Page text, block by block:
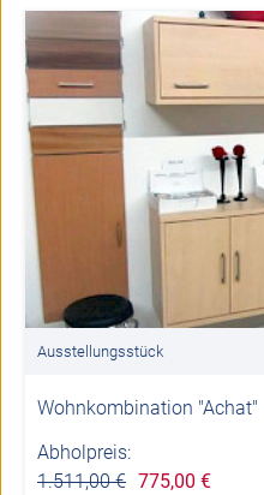
Ausstellungsstück
Wohnkombination "Achat"
Abholpreis:
1.511,00 € 775,00 €